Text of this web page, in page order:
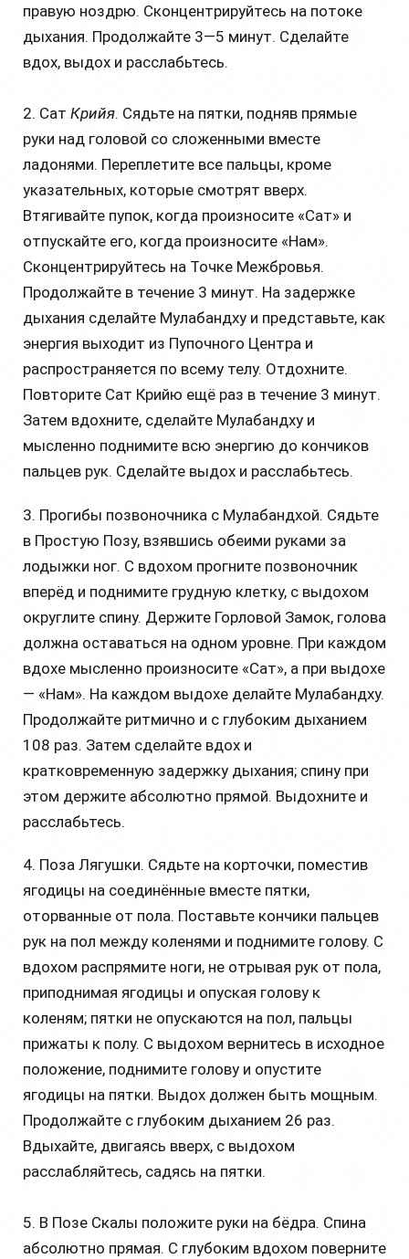
правую ноздрю. Сконцентрируйтесь на потоке
дыхания. Продолжайте 3—5 минут. Сделайте
вдох, выдох и расслабьтесь.
2. Сат Крийя. Сядьте на пятки, подняв прямые
руки над головой со сложенными вместе
ладонями. Переплетите все пальцы, кроме
указательных, которые смотрят вверх.
Втягивайте пупок, когда произносите «Caт» и
отпускайте его, когда произносите «Нам».
Сконцентрируйтесь на Точке Межбровья.
Продолжайте в течение 3 минут. На задержке
дыхания сделайте Мулабандху и представьте, как
энергия выходит из Пупочного Центра и
распространяется по всему телу. Отдохните.
Повторите Сат Крийю ещё раз в течение 3 минут.
Затем вдохните, сделайте Мулабандху и
мысленно поднимите всю энергию до кончиков
пальцев рук. Сделайте выдох и расслабьтесь.
3. Прогибы позвоночника с Мулабандхой. Сядьте
в Простую Позу, взявшись обеими руками за
лодыжки ног. С вдохом прогните позвоночник
вперёд и поднимите грудную клетку, с выдохом
округлите спину. Держите Горловой Замок, голова
должна оставаться на одном уровне. При каждом
вдохе мысленно произносите «Сат», а при выдохе
— «Нам». На каждом выдохе делайте Мулабандху.
Продолжайте ритмично и с глубоким дыханием
108 раз. Затем сделайте вдох и
кратковременную задержку дыхания; спину при
этом держите абсолютно прямой. Выдохните и
расслабьтесь.
4. Поза Лягушки. Сядьте на корточки, поместив
ягодицы на соединённые вместе пятки,
оторванные от пола. Поставьте кончики пальцев
рук на пол между коленями и поднимите голову. С
вдохом распрямите ноги, не отрывая рук от пола,
приподнимая ягодицы и опуская голову к
коленям; пятки не опускаются на пол, пальцы
прижаты к полу. С выдохом вернитесь в исходное
положение, поднимите голову и опустите
ягодицы на пятки. Выдох должен быть мощным.
Продолжайте с глубоким дыханием 26 раз.
Вдыхайте, двигаясь вверх, с выдохом
расслабляйтесь, садясь на пятки.
5. В Позе Скалы положите руки на бёдра. Спина
абсолютно прямая. С глубоким вдохом поверните